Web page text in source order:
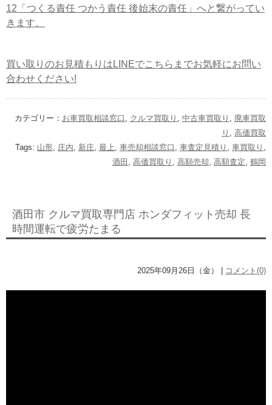
12「つくる責任 つかう責任 後始末の責任」へと繋がってい
きます。
買い取りのお見積もりはLINEでこちらまでお気軽にお問い
合わせください!
カテゴリー： お車買取相談窓口 クルマ買取り 中古車買取り
廃車買取
り
高価買取
Tags: 山形 庄内 新庄 最上 車売却相談窓口 車査定見積り 車買取り
酒田
高価買取り 高額売却 高額査定 鶴岡
酒田市 クルマ買取専門店 ホンダフィット売却 長
時間運転で疲労たまる
2025年09月26日（金） | コメント(0)